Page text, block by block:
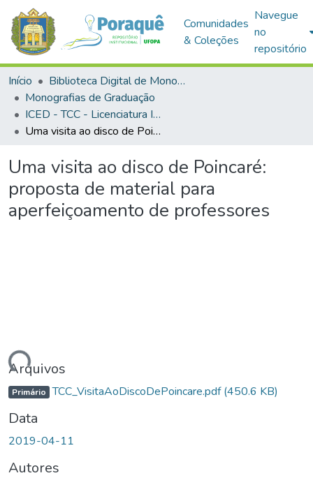
Comunidades
& Coleções
Navegue
no
repositório
Início
Biblioteca Digital de Monografias (BDM)
Monografias de Graduação
ICED - TCC - Licenciatura Integrada em Matemática e Física
Uma visita ao disco de Poincaré: proposta de material para aperfeiçoamento de professores
Uma visita ao disco de Poincaré:
proposta de material para
aperfeiçoamento de professores
Arquivos
Primário TCC_VisitaAoDiscoDePoincare.pdf(450.6 KB)
Data
2019-04-11
Autores